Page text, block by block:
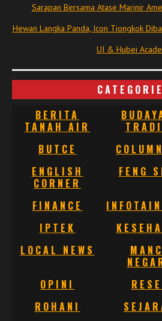
Sarapan Bersama Atase Marinir
Hewan Langka Panda, Icon Tiongkok
UI & Hubei
BERITA
TANAH AIR
BUTCE
ENGLISH
CORNER
FENG
FINANCE
IPTEK
LOCAL NEWS
OPINI
ROHANI